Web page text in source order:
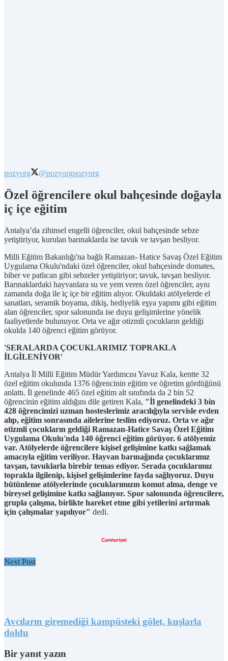
pozyorg @pozyorgpozyorg
Özel öğrencilere okul bahçesinde doğayla
iç içe eğitim
Antalya’da zihinsel engelli öğrenciler, okul bahçesinde sebze
yetiştiriyor, kurulan barınaklarda ise tavuk ve tavşan besliyor.
Milli Eğitim Bakanlığı'na bağlı Ramazan- Hatice Savaş Özel Eğitim
Uygulama Okulu'ndaki özel öğrenciler, okul bahçesinde domates,
biber ve patlıcan gibi sebzeler yetiştiriyor; tavuk, tavşan besliyor.
Barınaklardaki hayvanlara su ve yem veren özel öğrenciler, aynı
zamanda doğa ile iç içe bir eğitim alıyor. Okuldaki atölyelerde el
sanatları, seramik boyama, dikiş, hediyelik eşya yapımı gibi eğitim
alan öğrenciler, spor salonunda ise duyu gelişimlerine yönelik
faaliyetlerde bulunuyor. Orta ve ağır otizmli çocukların geldiği
okulda 140 öğrenci eğitim görüyor.
'SERALARDA ÇOCUKLARIMIZ TOPRAKLA
İLGİLENİYOR'
Antalya İl Milli Eğitim Müdür Yardımcısı Yavuz Kala, kentte 32
özel eğitim okulunda 1376 öğrencinin eğitim ve öğretim gördüğünü
anlattı. İl genelinde 465 özel eğitim alt sınıfında da 2 bin 52
öğrencinin eğitim aldığını dile getiren Kala, "İl genelindeki 3 bin
428 öğrencimizi uzman hosteslerimiz aracılığıyla servisle evden
alıp, eğitim sonrasında ailelerine teslim ediyoruz. Orta ve ağır
otizmli çocukların geldiği Ramazan-Hatice Savaş Özel Eğitim
Uygulama Okulu'nda 140 öğrenci eğitim görüyor. 6 atölyemiz
var. Atölyelerde öğrencilere kişisel gelişimine katkı sağlamak
amacıyla eğitim veriliyor. Hayvan barınağında çocuklarımız
tavşan, tavuklarla birebir temas ediyor. Serada çocuklarımız
toprakla ilgilenip, kişisel gelişimlerine fayda sağlıyoruz. Duyu
bütünleme atölyelerinde çocuklarımızın komut alma, denge ve
bireysel gelişimine katkı sağlanıyor. Spor salonunda öğrencilere,
grupla çalışma, birlikte hareket etme gibi yetilerini artırmak
için çalışmalar yapılıyor" dedi.
Next Post
Avcıların giremediği kampüsteki gölet, kuşlarla
doldu
Bir yanıt yazın